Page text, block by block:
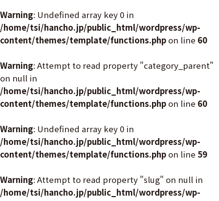
Warning: Undefined array key 0 in
/home/tsi/hancho.jp/public_html/wordpress/wp-
content/themes/template/functions.php on line 60
Warning: Attempt to read property "category_parent"
on null in
/home/tsi/hancho.jp/public_html/wordpress/wp-
content/themes/template/functions.php on line 60
Warning: Undefined array key 0 in
/home/tsi/hancho.jp/public_html/wordpress/wp-
content/themes/template/functions.php on line 59
Warning: Attempt to read property "slug" on null in
/home/tsi/hancho.jp/public_html/wordpress/wp-